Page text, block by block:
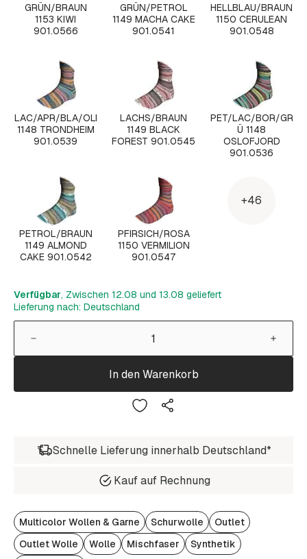
GRÜN/BRAUN
1153 KIWI
901.0566
GRÜN/PETROL
1149 MACHA CAKE
901.0541
HELLBLAU/BRAUN
1150 CERULEAN
901.0548
LAC/APR/BLA/OLI
1148 TRONDHEIM
901.0539
LACHS/BRAUN
1149 BLACK
FOREST 901.0545
PET/LAC/BOR/GR
Ü 1148
OSLOFJORD
901.0536
PETROL/BRAUN
1149 ALMOND
CAKE 901.0542
PFIRSICH/ROSA
1150 VERMILION
901.0547
+46
Verfügbar, Zwischen 12.08 und 13.08 geliefert
Lieferung nach: Deutschland
In den Warenkorb
Schnelle Lieferung innerhalb Deutschland*
Kauf auf Rechnung
Multicolor Wollen & Garne Schurwolle
Outlet
Outlet Wolle
Wolle Mischfaser
Synthetik